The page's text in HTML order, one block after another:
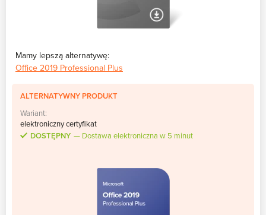
Mamy lepszą alternatywę:
Office 2019 Professional Plus
ALTERNATYWNY PRODUKT
Wariant:
elektroniczny certyfikat
DOSTĘPNY
Dostawa elektroniczna w 5 minut